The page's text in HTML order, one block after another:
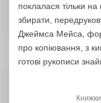
поклалася тільки
збирати,
Джеймса Мейса,
про копіювання, з
готові рукописи